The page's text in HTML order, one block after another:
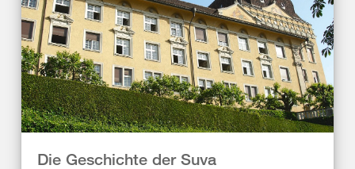
Die Geschichte der Suva